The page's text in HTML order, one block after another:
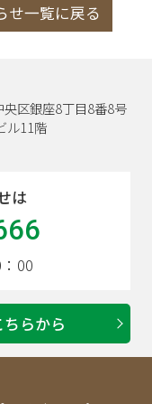
せ一覧に戻る
区銀座8丁目8番8号
ル11階
は
00
らから